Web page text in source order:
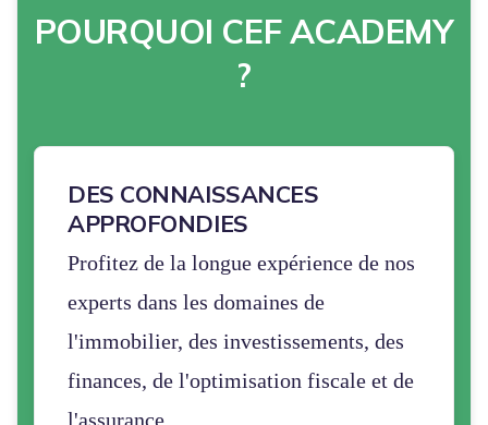
POURQUOI CEF ACADEMY
?
DES CONNAISSANCES
APPROFONDIES
Profitez de la longue expérience de nos
experts dans les domaines de
l'immobilier, des investissements, des
finances, de l'optimisation fiscale et de
l'assurance.